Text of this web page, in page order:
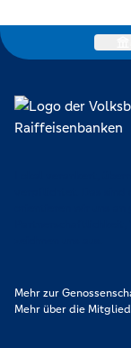
Mehr zur
Mehr über die